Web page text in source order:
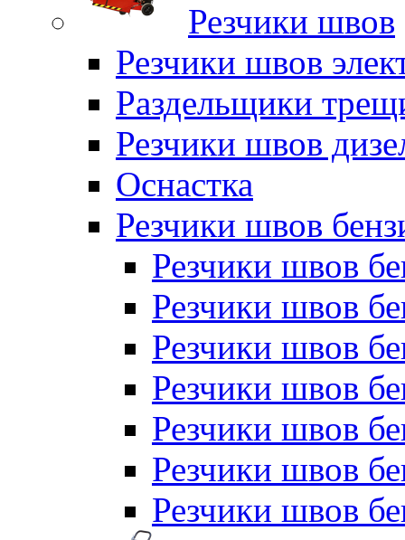
Резчики швов
Резчики швов
Раздельщики
Резчики швов
Оснастка
Резчики швов
Резчики швов
Резчики швов
Резчики швов
Резчики швов
Резчики швов
Резчики швов
Резчики швов